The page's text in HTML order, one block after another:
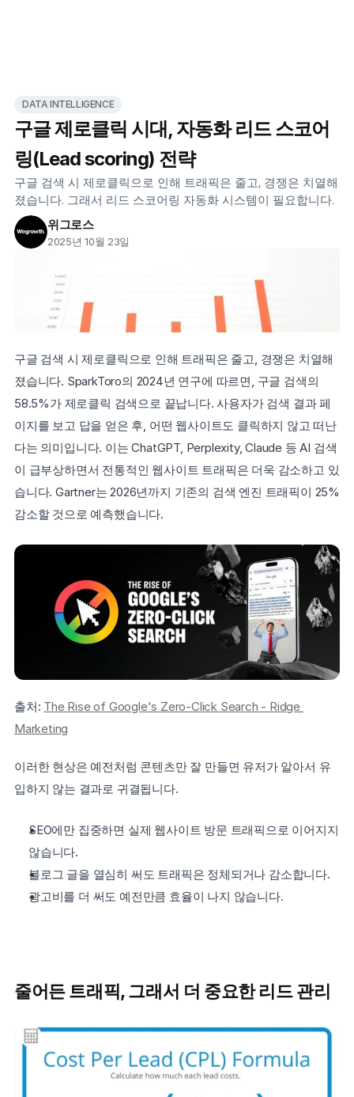
DATA INTELLIGENCE
구글 제로클릭 시대, 자동화 리드 스코어
링(Lead scoring) 전략
구글 검색 시 제로클릭으로 인해 트래픽은 줄고, 경쟁은 치열해
졌습니다. 그래서 리드 스코어링 자동화 시스템이 필요합니다.
위그로스
2025년 10월 23일
구글 검색 시 제로클릭으로 인해 트래픽은 줄고, 경쟁은 치열해
졌습니다. SparkToro의 2024년 연구에 따르면, 구글 검색의
58.5%가 제로클릭 검색으로 끝납니다. 사용자가 검색 결과 페
이지를 보고 답을 얻은 후, 어떤 웹사이트도 클릭하지 않고 떠난
다는 의미입니다. 이는 ChatGPT, Perplexity, Claude 등 AI 검색
이 급부상하면서 전통적인 웹사이트 트래픽은 더욱 감소하고 있
습니다. Gartner는 2026년까지 기존의 검색 엔진 트래픽이 25%
감소할 것으로 예측했습니다.
출처: The Rise of Google's Zero-Click Search - Ridge
Marketing
이러한 현상은 예전처럼 콘텐츠만 잘 만들면 유저가 알아서 유
입하지 않는 결과로 귀결됩니다.
SEO에만 집중하면 실제 웹사이트 방문 트래픽으로 이어지지
않습니다.
블로그 글을 열심히 써도 트래픽은 정체되거나 감소합니다.
광고비를 더 써도 예전만큼 효율이 나지 않습니다.
줄어든 트래픽, 그래서 더 중요한 리드 관리